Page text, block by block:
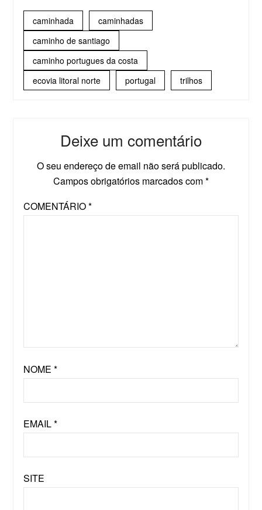
caminhada
caminhadas
caminho de santiago
caminho portugues da costa
ecovia litoral norte
portugal trilhos
Deixe um comentário
O seu endereço de email não será publicado.
Campos obrigatórios marcados com*
COMENTÁRIO*
NOME *
EMAIL*
SITE